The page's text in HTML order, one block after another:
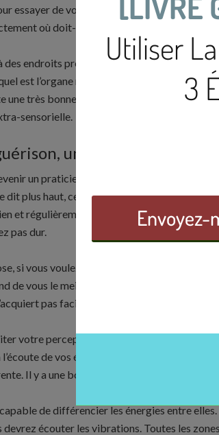
essayer de vous connaître et de savoir où
où doit-il poser ses mains, et ce, jamais
endroits précis selon les besoins de la
est l’organe responsable du mal-être de
une très bonne connaissance de l’anatomie.
sensorielle.
un travail sans relâche
un praticien ? Il est primordial de
plus haut, cela ne s’improvise pas. Cela
et régulièrement. Vous ne pourrez jamais
pas dur.
si vous voulez réussir à maîtriser une
de vous le meilleur de vous-même. Visez
pas facilement. Il faut du travail et du
votre perception extra-sensorielle ! C’est la
de vos énergies et de l’énergie de
Il y a une bonne énergie et une mauvaise
de différencier les énergies entre
devrez écouter les vibrations. Toutes les